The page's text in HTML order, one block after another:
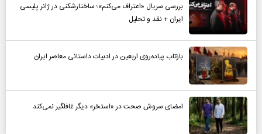
بررسی سریال «اعتراف می‌کنم»؛ ساختارشکنی در ژانر پلیسی
ایران + نقد و تحلیل
بازتاب پیاده‌روی اربعین در ادبیات داستانی معاصر ایران
امضای سروش صحت در «استخر» دیگر غافلگیر نمی‌کند